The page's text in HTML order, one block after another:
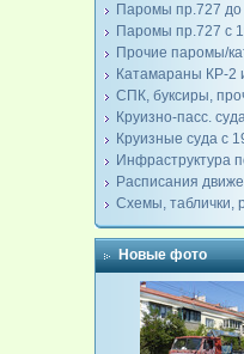
Паромы пр.727 до
Паромы пр.727 с
Прочие паромы/
Катамараны КР-2
СПК, буксиры,
Круизно-пасс.
Круизные суда с
Инфраструктура
Расписания
Схемы, таблички,
Новые фото